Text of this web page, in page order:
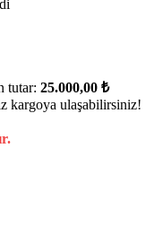
tutar: 25.000,00 ₺
kargoya ulaşabilirsiniz!